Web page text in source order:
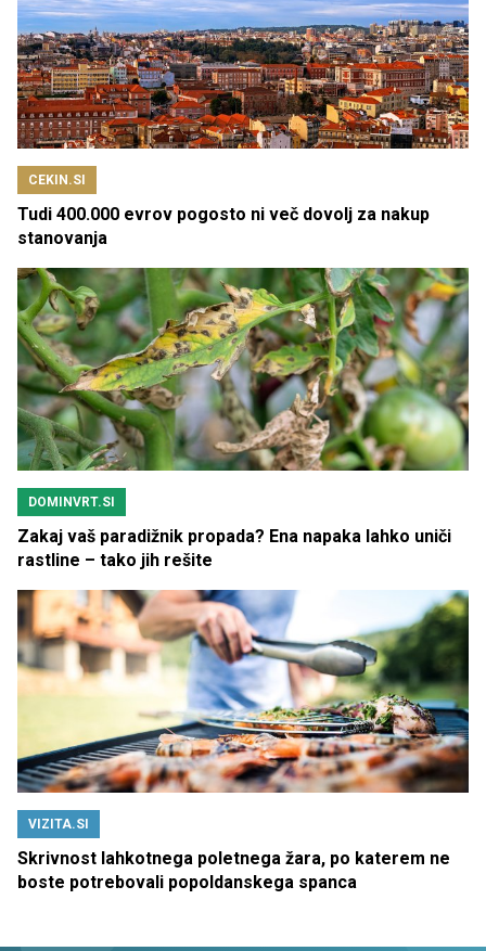
CEKIN.SI
Tudi 400.000 evrov pogosto ni več dovolj za nakup
stanovanja
DOMINVRT.SI
Zakaj vaš paradižnik propada? Ena napaka lahko uniči
rastline – tako jih rešite
VIZITA.SI
Skrivnost lahkotnega poletnega žara, po katerem ne
boste potrebovali popoldanskega spanca